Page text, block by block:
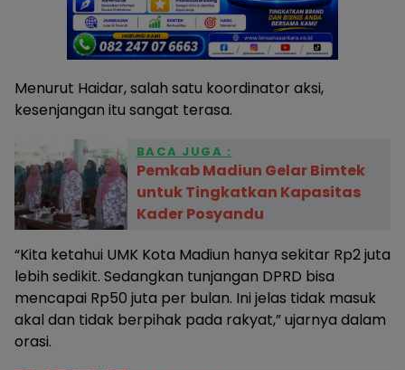
Menurut Haidar, salah satu koordinator aksi,
kesenjangan itu sangat terasa.
BACA JUGA :
Pemkab Madiun Gelar Bimtek
untuk Tingkatkan Kapasitas
Kader Posyandu
“Kita ketahui UMK Kota Madiun hanya sekitar Rp2 juta
lebih sedikit. Sedangkan tunjangan DPRD bisa
mencapai Rp50 juta per bulan. Ini jelas tidak masuk
akal dan tidak berpihak pada rakyat,” ujarnya dalam
orasi.